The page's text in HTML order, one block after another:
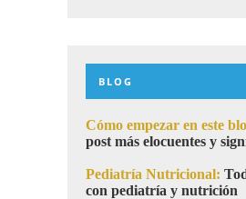
BLOG
Cómo empezar en este
post más elocuentes y
Pediatría Nutricional:
con pediatría y nutrición